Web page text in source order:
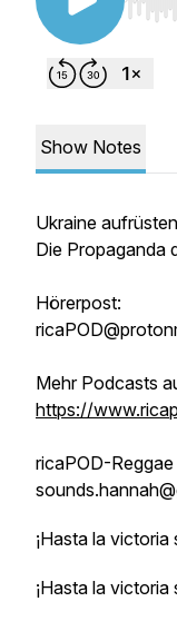
Use
Show Notes
Ukraine
Die Propaganda
Hörerpost:
Mehr Podcasts
https://
ricaPOD-
¡Hasta la victoria
¡Hasta la victoria